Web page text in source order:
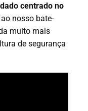
centrado no
nosso bate-
muito mais
de segurança